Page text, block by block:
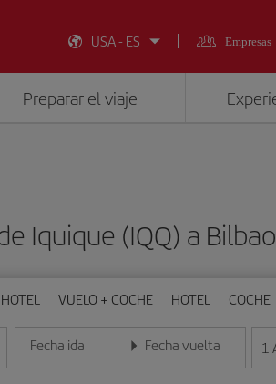
USA - ES
Empresas
Preparar el viaje
Iquique (IQQ) a
VUELO + COCHE HOTEL COCHE
Fecha ida
Introduce la fecha en formato día/mes/año
Fecha vuelta
Introduce la fecha en 1